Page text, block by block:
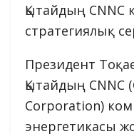
Қытайдың
стратегиялық
Президент
Қытайдың CNNC
Corporation)
энергетикасы